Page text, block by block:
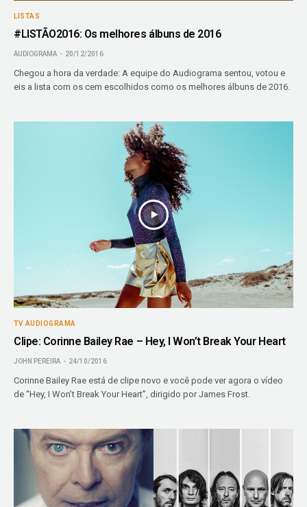
LISTAS
#LISTÃO2016: Os melhores álbuns de 2016
AUDIOGRAMA 20/12/2016
Chegou a hora da verdade: A equipe do Audiograma sentou, votou e
eis a lista com os cem escolhidos como os melhores álbuns de 2016.
TV AUDIOGRAMA
Clipe: Corinne Bailey Rae – Hey, I Won’t Break Your Heart
JOHN PEREIRA 24/10/2016
Corinne Bailey Rae está de clipe novo e você pode ver agora o vídeo
de “Hey, I Won’t Break Your Heart”, dirigido por James Frost.